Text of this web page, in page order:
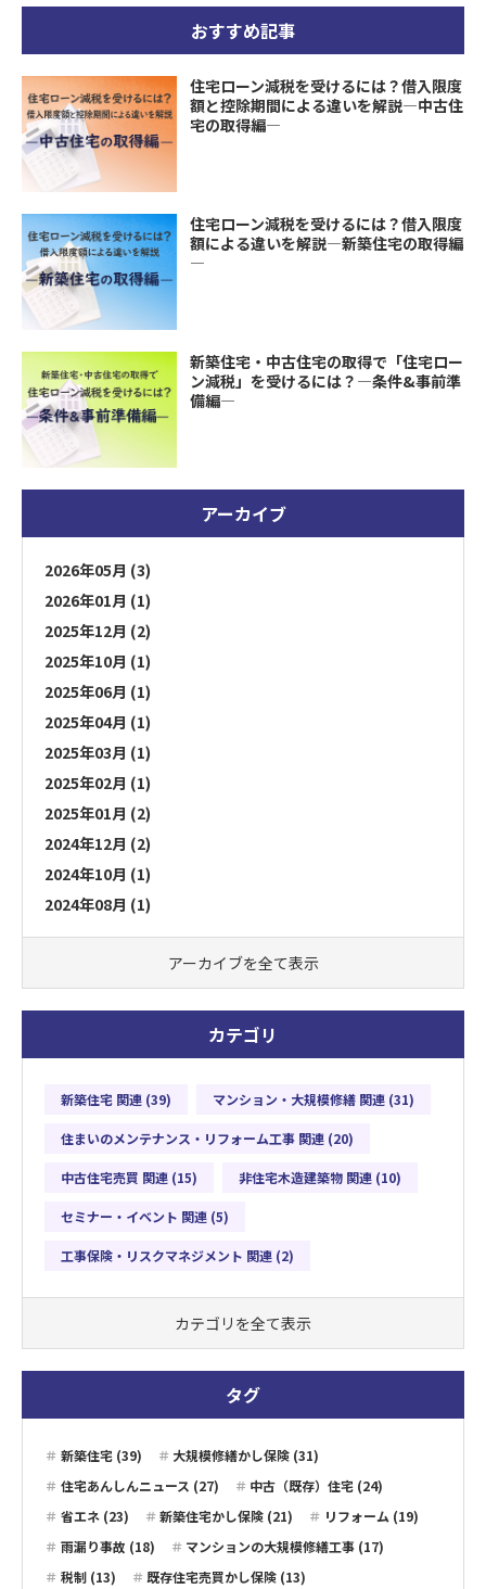
おすすめ記事
住宅ローン減税を受けるには？借入限度
額と控除期間による違いを解説―中古住
宅の取得編―
住宅ローン減税を受けるには？借入限度
額による違いを解説―新築住宅の取得編
―
新築住宅・中古住宅の取得で「住宅ロー
ン減税」を受けるには？―条件&事前準
備編―
アーカイブ
2026年05月 (3)
2026年01月 (1)
2025年12月 (2)
2025年10月 (1)
2025年06月 (1)
2025年04月 (1)
2025年03月 (1)
2025年02月 (1)
2025年01月 (2)
2024年12月 (2)
2024年10月 (1)
2024年08月 (1)
アーカイブを全て表示
カテゴリ
新築住宅 関連 (39) マンション・大規模修繕 関連 (31)
住まいのメンテナンス・リフォーム工事 関連 (20)
中古住宅売買 関連 (15) 非住宅木造建築物 関連 (10)
セミナー・イベント 関連 (5)
工事保険・リスクマネジメント 関連 (2)
カテゴリを全て表示
タグ
新築住宅 (39)
大規模修繕かし保険 (31)
住宅あんしんニュース (27)
中古（既存）住宅 (24)
省エネ (23)
新築住宅かし保険 (21)
リフォーム (19)
雨漏り事故 (18)
マンションの大規模修繕工事 (17)
税制 (13)
既存住宅売買かし保険 (13)